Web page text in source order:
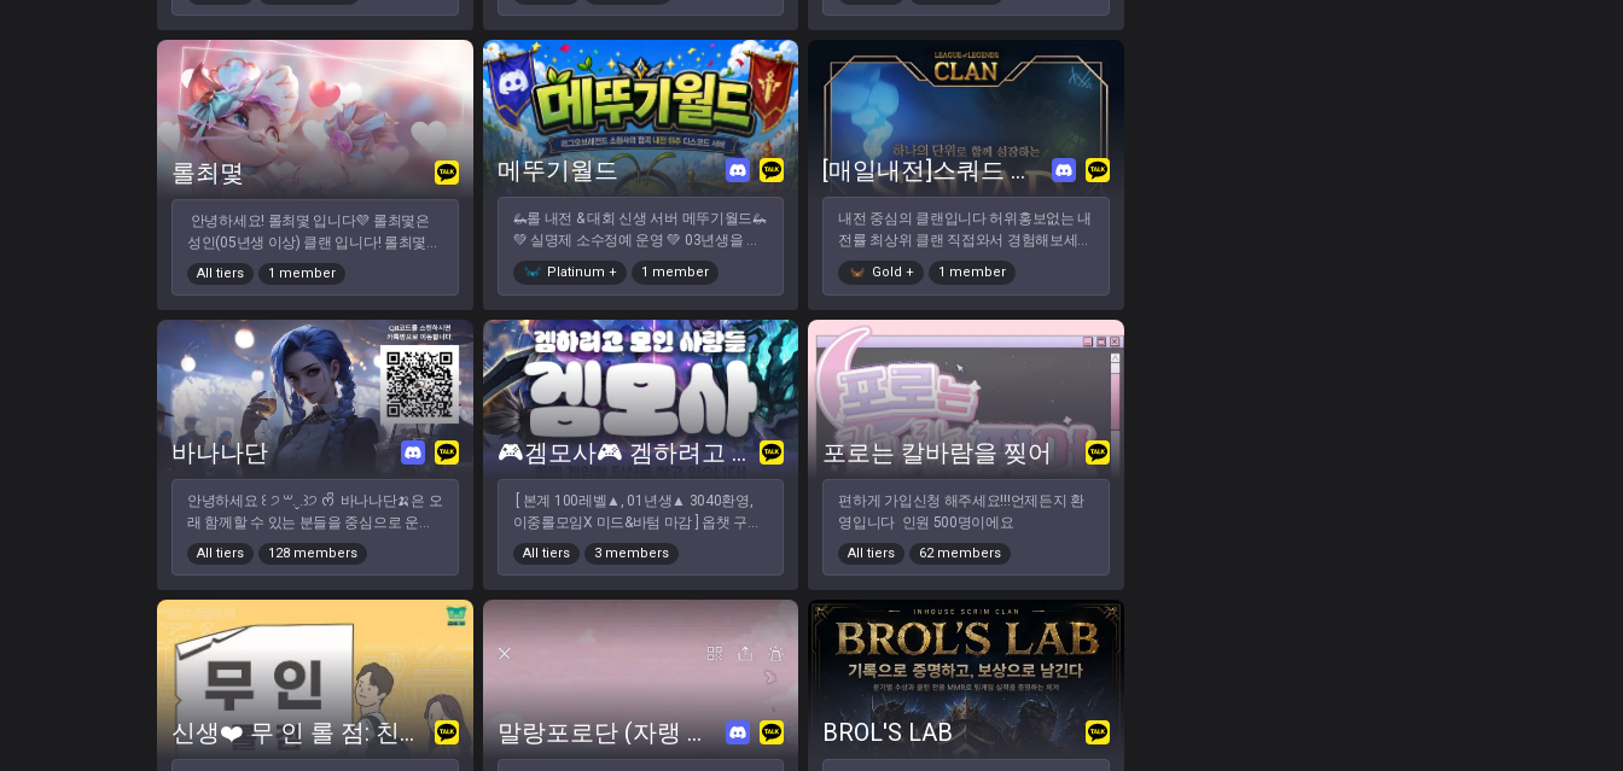
뇌 비우고 웃고 떠드는 대환장 예능 내전
도 준비되어 있습니다 🎲
전, 증강 칼바람 🌟 가끔 : 듀오 랭크, 일겜
🌟 매일 내전 / 자랭 진행중 🔥 🌟 실력보
다 매너 / 빡겜보다는 즐겜 🌟 즐겜유저 환
영 / 닉네임 자유 (닉변X) 🌟 클랜원 평균
티어 : 골드~에메랄드 🌟 주요 활동시간 :
저녁 8시~새벽 1시🌙 🌟 현재 인원 : 약
160명 (최대 인원 200명 예정) 🤗 가입 가
능 🤗 ✅ 만 30세 이상 (97년생부터↑) ✅
카-카-오-톡-방, 디-스-코-드- 참여 필수 ✅ 티
어 : 언랭~에메랄드 까지 가능 ✅ 일주일
에 1일 이상↑ 활동 가능하신분 ✅ 가입가
능 포지션 ⭕️ 탑 정글 미드 원딜 서폿 올라
이너 칼바람 ⭕️ ✅ 가입불가 포지션 ❌ 없
음 ❌ 🙅‍♂️ 가입 불가 🙅‍♀️ ❌ 이중클랜, 남/여
미새, 끼리끼리, 소통불가 ❌ 철새, 유령, 레
벨 낮은 계정, 최근활동 없는 계정 ❌ 남탓,
타인 비방, 원치않는 훈수, 분위기 흐리는
행동(한숨) 💻 클랜전용 홈페이지 운영 💻
엄청 간단하고 편하게 게임참여 및 생성
💯 클랜티어 운영 (내전 승패에 따라 점수
자동 변동) 💯 점수 기반 자동 벨런스 팀
배정 🤼‍♂️ 다양한 미니게임 / 클랜상점 운영
가입문-의은 오른쪽 상단 위에 카-톡 눌러
주세요
요!" 정겨운 분위기 속에서 함께 방 분
위기를 매너 있게 롤 즐기실 분들을 기다
립니다. 💛 📌 클랜 소개 규모: 현재
약 50명 규모의 아기자기하고 활기찬 소
규모 방입니다. (성장중) 시스템: 공정
한 팀 매칭을 위한 '밸런스 내전 봇
System' 완비! 사람만 들어오면 됩니
다! 주 활동 시간 : 대부분 직장인이라
주로 퇴근 후 저녁 시간에 활발히 모입니
다! 🎁 특별한 혜택 & 이벤트를 준비하
고 있어요! 🏆 상금을 건 다양한 이벤트
& 내전 주기적 진행예정! ⚔️ 추후 인원
이 더 모이면 자체 '멸망전' 진행 예정!
🔥 적극적이고 활발하게 게임 참여해주실
분 완전 환영합니다! 🙋‍♂️ 모집 안내 & 가
입 자격 나이: 04년생 이상 누구나!
선호 포지션: [정글 / 미드 / 탑] 유저 우대
및 매우 환영! ⚔️ 롤을 사랑하고 기본 매
너를 갖춘 분이라면 언제든 환영합니
다. ⭕ 이런 분을 원해요! ✅ 기본적인
매너와 예의 를 잘 지키시는 분 ✅ 적극
적이고 활발하게 게임 및 소통에 참여해
주실 분 ❌ 이런 분은 사양합니다 (가입
불가) 🚫 한숨 / 남탓 / 비매너 유저 🚫
위장티어 🚫 여미새 / 남미새 등 물을
흐리는 목적을 가진 분 04년생 이상 기
해요!
롤최몇
안녕하세요! 롤최몇 입니다💜 롤최몇은
성인(05년생 이상) 클랜 입니다! 롤최몇에
서는 매일매일 내전을 운영하고 있으며
내전 외에도 듀오랭크, 자유랭크, 칼바람,
아수라장, 롤토체스를 함께할 분들을 기
다리고 있습니다! 혼자하는 게임이 외로
우셨다면 고민하지 말고 롤최몇으로 놀러
오세요😘 미드 라이너 대환영!!
All tiers 1 member
메뚜기월드
🦗롤 내전 & 대회 신생 서버 메뚜기월드🦗
💚 실명제 소수정예 운영 💚 03년생을 포
함한 이전 출생자 💚 최고티어 플레티넘
이상 💚 지인 입장 가능 (위 조건 충족 필
도 환영합니다 🦗💚
Platinum + 1 member
[매일내전]스쿼드 클랜
내전 중심의 클랜입니다 허위홍보없는 내
전률 최상위 클랜 직접와서 경험해보세요
:)
Gold + 1 member
바나나단
안녕하세요 ꒰ ੭ ꒳.ˬ.꒱੭ ᰔᩚ 바나나단🍌은 오
래 함께할 수 있는 분들을 중심으로 운영
되는 성인 클랜입니다 인연을 소중하게
생각하며 함께 오래 어울릴 수 있는 분 을
찾고있습니다. 최근 방 정리를 진행하여
보다 쾌적한 환경에서 금방 적응하실 수
있으며, 기본적인 매너만 지켜주신다면
누구나 부담 없이 즐기실 수 있는 분위기
입니다. 🍌 클랜 소개 ・ 6년째 안정적으
로 운영 중 ・ 100명 이상 활발히 활동
중 ・ 20대~40대 다양한 연령층 ・ 브론
즈~마스터까지 폭넓은 티어 분포 ・ 저녁
~새벽 주요 시간대 활발 ・ 일반 / 자유랭
All tiers 128 members
🎮겜모사🎮 겜하려고 모인 사람들🔥
[ 본계 100레벨▲, 01년생▲ 3040환영,
이중롤모임X 미드&바텀 마감 ] 옵챗 구인
방, 수다방 개별운영 수다방은 신규만 1주
필수가입, 구인방은 필수가입 정규내전
주3회 / 이벤트 내전 월 2회 / 칼바람내전
리 & 팀 밸런스 조정 등등 • 매너 게이머들
다수!!! • 언랭부터 그마까지 다양한 티어
RPG, 디펜스게임 등 타게임도 가능합니다
게임 인원 모자랄 때 지인 초대 자유!! 가
All tiers 3 members
포로는 칼바람을 찢어
편하게 가입신청 해주세요!!!언제든지 환
영입니다 인원 500명이에요
All tiers 62 members
신생❤️ 무 인 롤 점: 친구 생김‼️ 말랑포로단 (자랭 증바람 위주) BROL'S LAB